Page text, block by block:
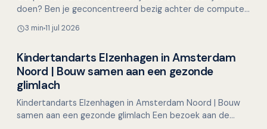
doen? Ben je geconcentreerd bezig achter de computer,
3 min 11 jul 2026
Overig nieuws
Kindertandarts Elzenhagen in Amsterdam
Noord | Bouw samen aan een gezonde
glimlach
Kindertandarts Elzenhagen in Amsterdam Noord | Bouw
samen aan een gezonde glimlach Een bezoek aan de